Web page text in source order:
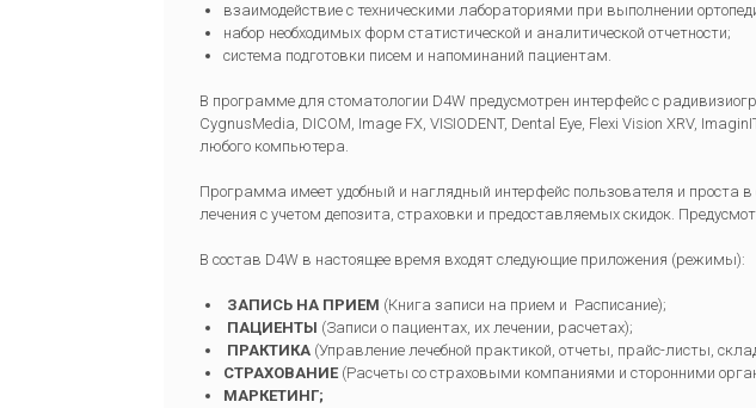
взаимодействие с техническими лабораториями при выполнении
набор необходимых форм статистической и аналитической отчетности;
система подготовки писем и напоминаний пациентам.
В программе для стоматологии D4W предусмотрен интерфейс с
CygnusMedia, DICOM, Image FX, VISIODENT, Dental Eye, Flexi Vision XRV,
любого компьютера.
Программа имеет удобный и наглядный интерфейс пользователя и проста
лечения с учетом депозита, страховки и предоставляемых скидок.
В состав D4W в настоящее время входят следующие приложения (режимы):
ЗАПИСЬ НА ПРИЕМ (Книга записи на прием и Расписание);
ПАЦИЕНТЫ (Записи о пациентах, их лечении, расчетах);
ПРАКТИКА (Управление лечебной практикой, отчеты, прайс-листы,
СТРАХОВАНИЕ (Расчеты со страховыми компаниями и сторонними
МАРКЕТИНГ;